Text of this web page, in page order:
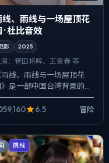
线、雨线与一场屋顶花
· 杜比音效
影 2025
： 菅田将晖、王景春 等
雨线、雨线与一场屋顶花
是一部中国台湾背景的冒
品，2025年公映，由文
执导，菅田将晖、王景
59,160 6.5 冒险
院线